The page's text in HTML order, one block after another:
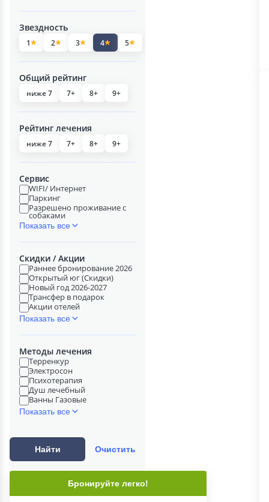
Звездность
1 2 3 4 5
Общий рейтинг
ниже 7 7+ 8+ 9+
Рейтинг лечения
ниже 7 7+ 8+ 9+
Сервис
WIFI/ Интернет
Паркинг
Разрешено проживание с
собаками
Показать все
Скидки / Акции
Раннее бронирование 2026
Открытый юг (Скидки)
Новый год 2026-2027
Трансфер в подарок
Акции отелей
Показать все
Методы лечения
Терренкур
Электросон
Психотерапия
Душ лечебный
Ванны Газовые
Показать все
Найти Очистить
Бронируйте легко!